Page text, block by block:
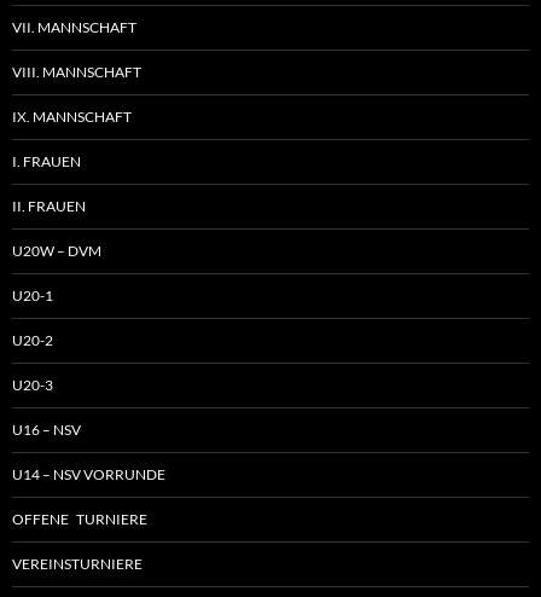
VII. MANNSCHAFT
VIII. MANNSCHAFT
IX. MANNSCHAFT
I. FRAUEN
II. FRAUEN
U20W – DVM
U20-1
U20-2
U20-3
U16 – NSV
U14 – NSV VORRUNDE
OFFENE TURNIERE
VEREINSTURNIERE